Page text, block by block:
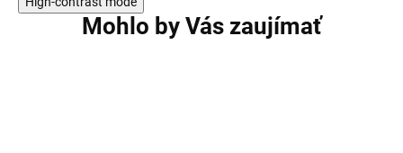
Mohlo by Vás zaujímať